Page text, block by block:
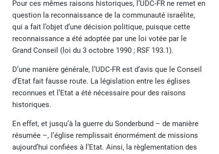
Pour ces mêmes raisons historiques, l’UDC-FR ne remet en
question la reconnaissance de la communauté israélite,
qui a fait l’objet d’une décision politique, puisque cette
reconnaissance a été adoptée par une loi votée par le
Grand Conseil (loi du 3 octobre 1990 ; RSF 193.1).
D’une manière générale, l’UDC-FR est d’avis que le Conseil
d’Etat fait fausse route. La législation entre les églises
reconnues et l’Etat a été nécessaire pour des raisons
historiques.
En effet, et jusqu’à la guerre du Sonderbund – de manière
résumée –, l’église remplissait énormément de missions
aujourd’hui confiées à l’Etat. Ainsi, la règlementation des